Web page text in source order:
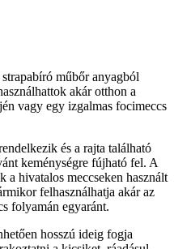
műbőr anyagból
akár otthon a
vagy egy izgalmas focimeccs
és a rajta található
keménységre fújható fel. A
a hivatalos meccseken használt
felhasználhatja akár az
folyamán egyaránt.
hosszú ideig fogja